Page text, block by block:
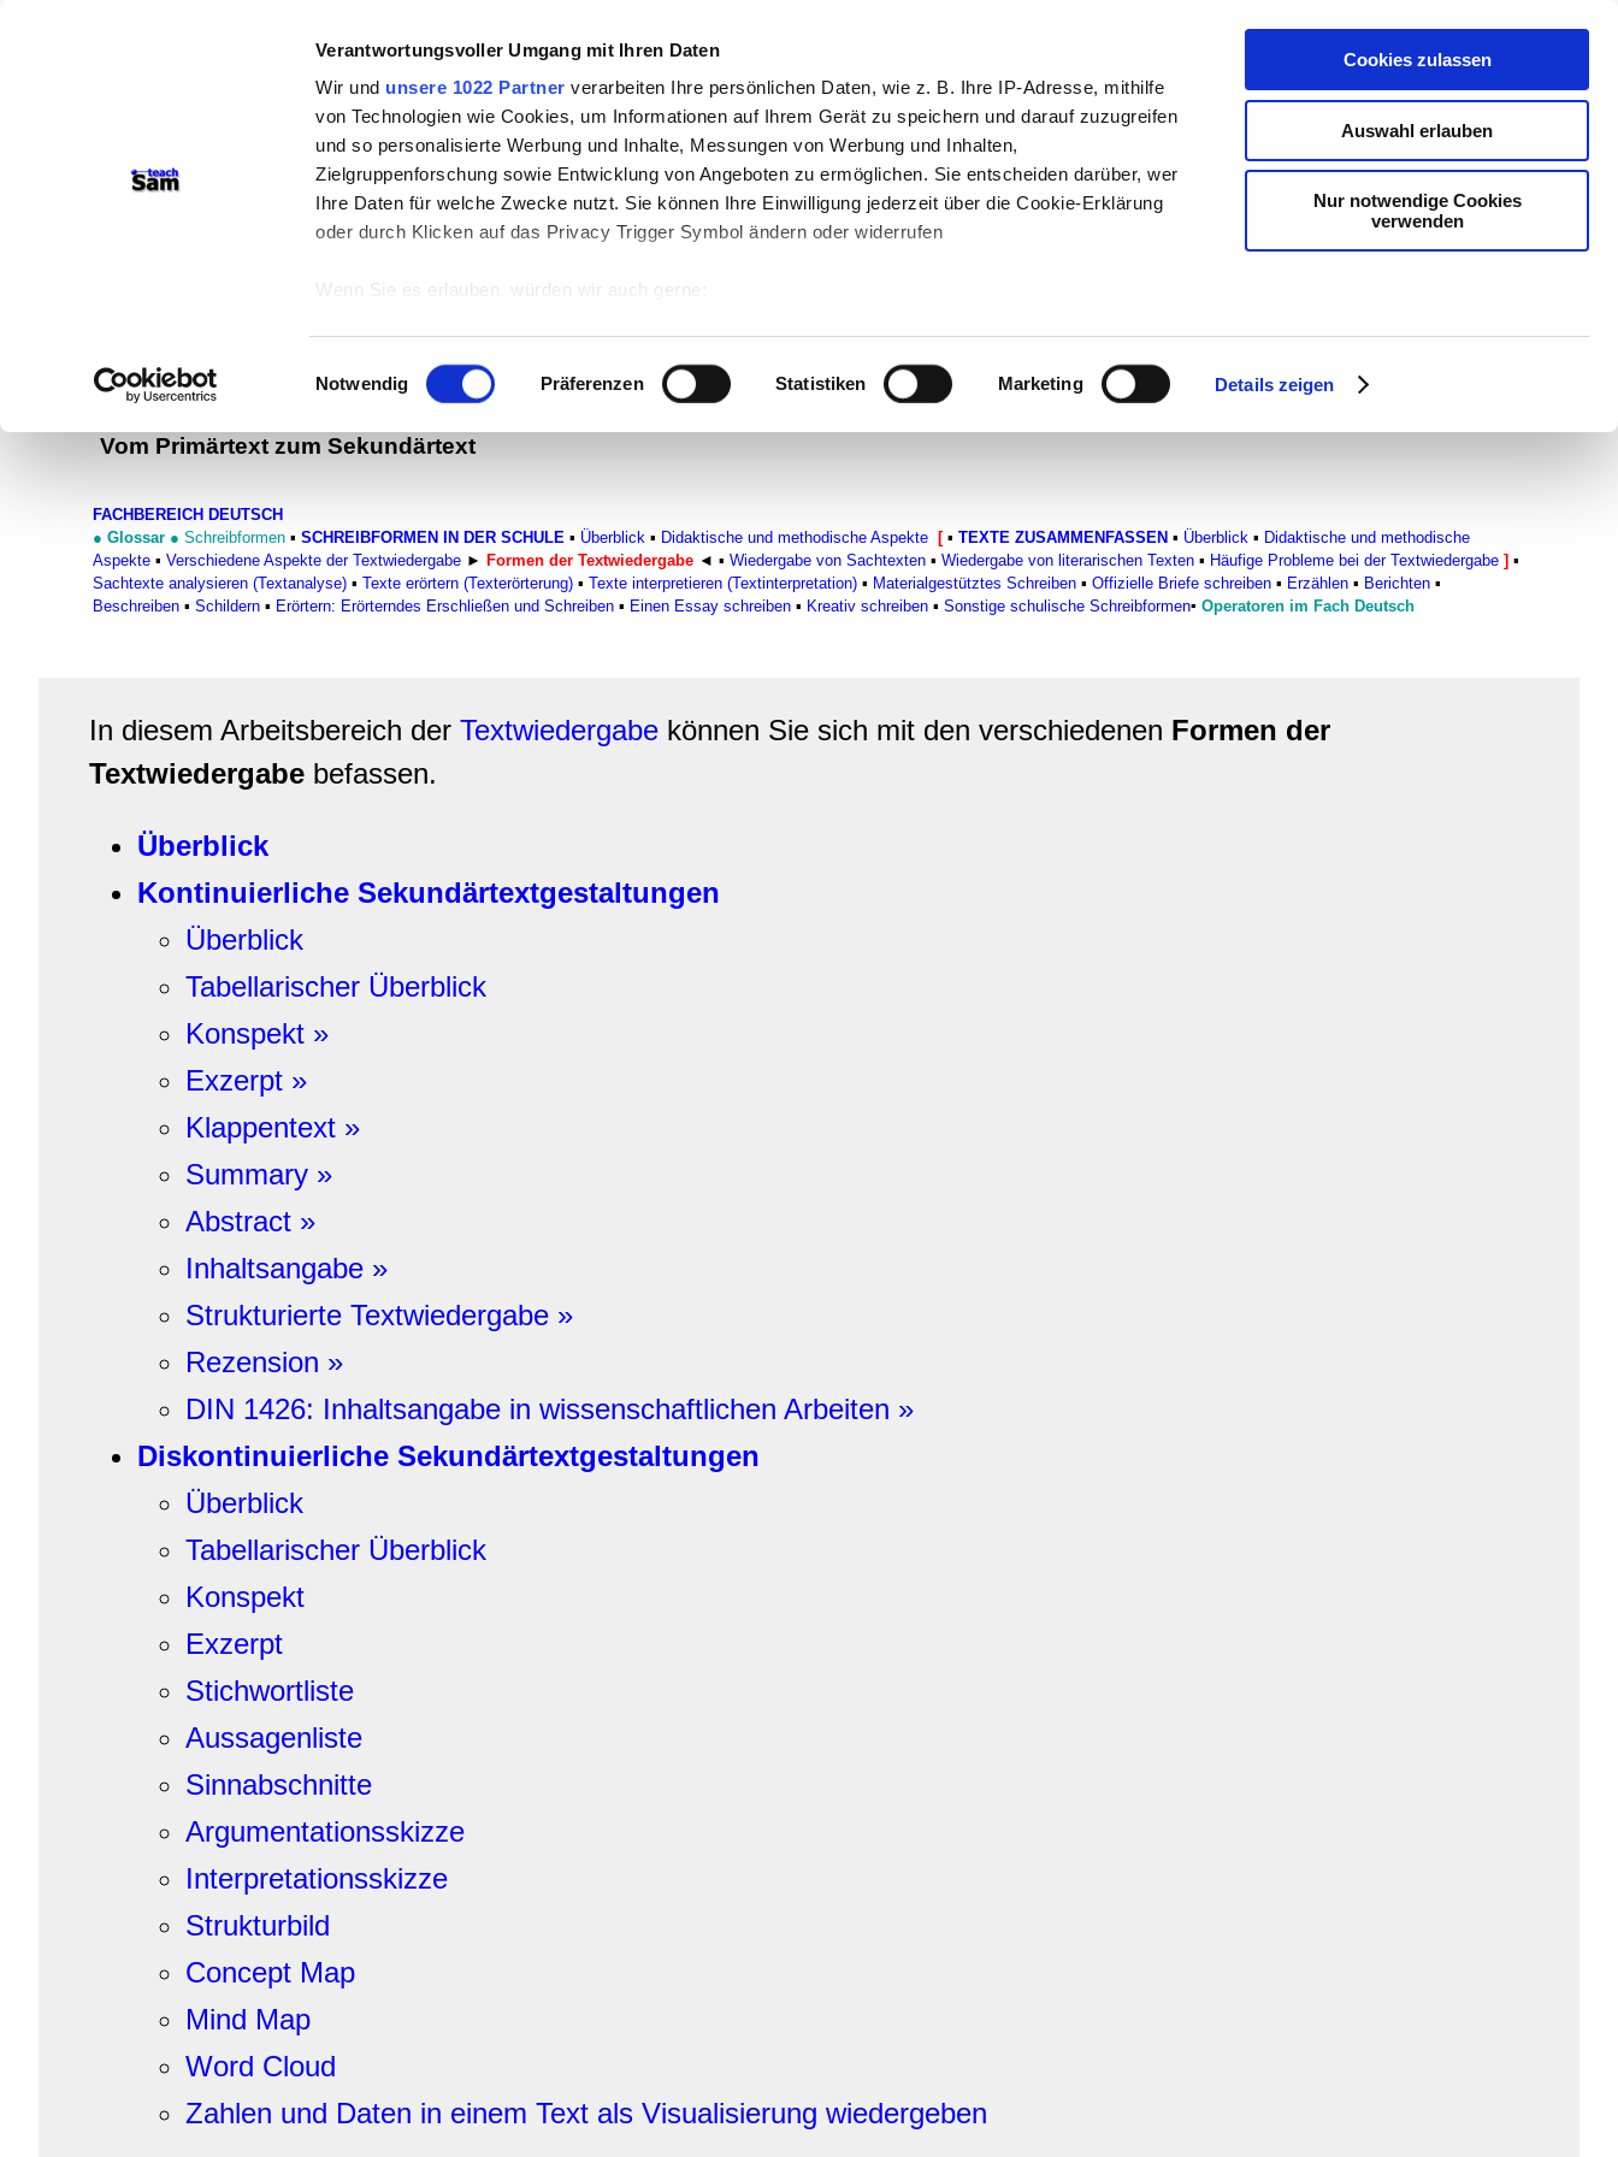
Verantwortungsvoller Umgang mit Ihren Daten
Wir und unsere 1022 Partner verarbeiten Ihre persönlichen Daten, wie z. B. Ihre IP-Adresse, mithilfe
von Technologien wie Cookies, um Informationen auf Ihrem Gerät zu speichern und darauf zuzugreifen
und so personalisierte Werbung und Inhalte, Messungen von Werbung und Inhalten,
Zielgruppenforschung sowie Entwicklung von Angeboten zu ermöglichen. Sie entscheiden darüber, wer
Ihre Daten für welche Zwecke nutzt. Sie können Ihre Einwilligung jederzeit über die Cookie-Erklärung
oder durch Klicken auf das Privacy Trigger Symbol ändern oder widerrufen
Wenn Sie es erlauben, würden wir auch gerne:
Ihr Gerät durch aktives Scannen nach bestimmten Merkmalen (Fingerprinting) identifizieren
Erfahren Sie mehr darüber, wie Ihre persönlichen Daten verarbeitet werden, und legen Sie Ihre
Präferenzen imAbschnitt Einzelheitenfest.
anbieten zu können und die Zugriffe auf unsere Website zu analysieren. Außerdem geben wir
Informationen zu Ihrer Verwendung unserer Website an unsere Partner für soziale Medien, Werbung
und Analysen weiter. Unsere Partner führen diese Informationen möglicherweise mit weiteren Daten
zusammen, die Sie ihnen bereitgestellt haben oder die sie im Rahmen Ihrer Nutzung der Dienste
Einwilligungsauswahl
Notwendig Präferenzen Statistiken Marketing Details zeigen
Cookies zulassen
Auswahl erlauben
Nur notwendige Cookies
verwenden
teachSam- Arbeitsbereiche:
Deutsch-Geschichte-Politik -Pädagogik-Psychologie-Medien-Methodik und
teachSam
Texte zusammenfassen
Formen der Textwiedergabe
Vom Primärtext zum Sekundärtext
FACHBEREICH DEUTSCH
● Glossar ● Schreibformen ▪ SCHREIBFORMEN IN DER SCHULE ▪ Überblick ▪ Didaktische und methodische Aspekte [▪ TEXTE ZUSAMMENFASSEN ▪ Überblick ▪ Didaktische und methodische
Aspekte ▪ Verschiedene Aspekte der Textwiedergabe ► Formen der Textwiedergabe ◄ ▪ Wiedergabe von Sachtexten ▪ Wiedergabe von literarischen Texten ▪ Häufige Probleme bei der Textwiedergabe ] ▪
Sachtexte analysieren (Textanalyse) ▪ Texte erörtern (Texterörterung) ▪ Texte interpretieren (Textinterpretation) ▪ Materialgestütztes Schreiben ▪ Offizielle Briefe schreiben ▪ Erzählen ▪ Berichten ▪
Beschreiben ▪ Schildern ▪ Erörtern: Erörterndes Erschließen und Schreiben ▪ Einen Essay schreiben ▪ Kreativ schreiben ▪ Sonstige schulische Schreibformen▪ Operatoren im Fach Deutsch
In diesem Arbeitsbereich der Textwiedergabe können Sie sich mit den verschiedenen Formen der
Textwiedergabe befassen.
Überblick
Kontinuierliche Sekundärtextgestaltungen
Überblick
Tabellarischer Überblick
Konspekt »
Exzerpt »
Klappentext »
Summary »
Abstract »
Inhaltsangabe »
Strukturierte Textwiedergabe »
Rezension »
DIN 1426: Inhaltsangabe in wissenschaftlichen Arbeiten »
Diskontinuierliche Sekundärtextgestaltungen
Überblick
Tabellarischer Überblick
Konspekt
Exzerpt
Stichwortliste
Aussagenliste
Sinnabschnitte
Argumentationsskizze
Interpretationsskizze
Strukturbild
Concept Map
Mind Map
Word Cloud
Zahlen und Daten in einem Text als Visualisierung wiedergeben